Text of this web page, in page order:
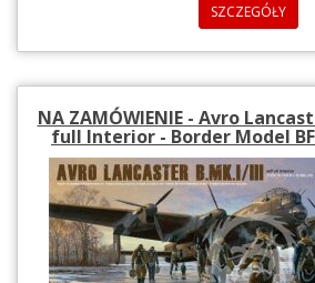
SZCZEGÓŁY
NA ZAMÓWIENIE - Avro
full Interior - Border Model